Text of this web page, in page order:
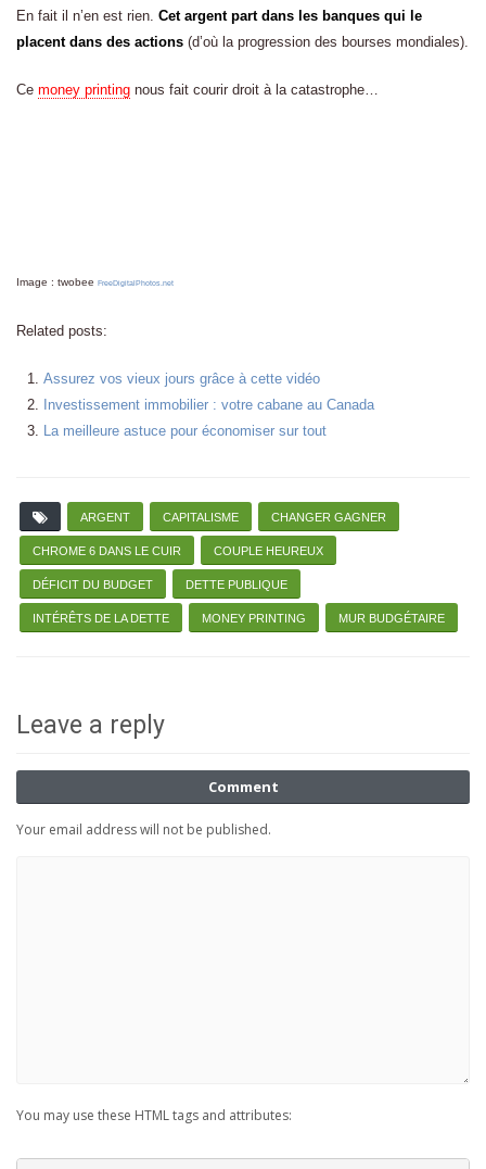
En fait il n’en est rien. Cet argent part dans les banques qui le
placent dans des actions (d’où la progression des bourses mondiales).
Ce money printing nous fait courir droit à la catastrophe…
Image : twobee FreeDigitalPhotos.net
Related posts:
Assurez vos vieux jours grâce à cette vidéo
Investissement immobilier : votre cabane au Canada
La meilleure astuce pour économiser sur tout
ARGENT CAPITALISME CHANGER GAGNER
CHROME 6 DANS LE CUIR COUPLE HEUREUX
DÉFICIT DU BUDGET DETTE PUBLIQUE
INTÉRÊTS DE LA DETTE MONEY PRINTING MUR BUDGÉTAIRE
Leave a reply
Comment
Your email address will not be published.
You may use these HTML tags and attributes: